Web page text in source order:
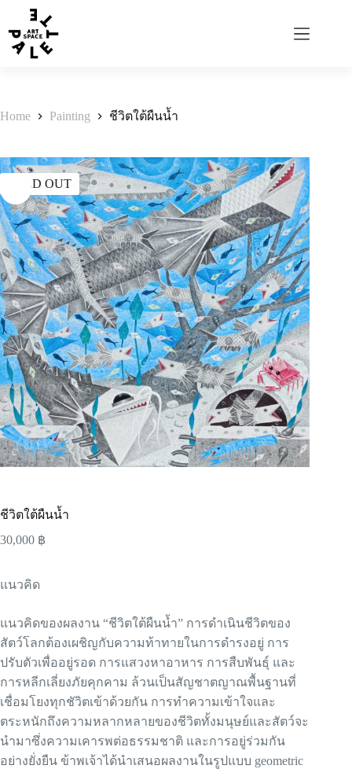
Home Painting ชีวิตใต้ผืนน้ำ
SOLD OUT
ชีวิตใต้ผืนน้ำ
30,000 ฿
แนวคิด
แนวคิดของผลงาน “ชีวิตใต้ผืนน้ำ” การดำเนินชีวิตของ
สัตว์โลกต้องเผชิญกับความท้าทายในการดำรงอยู่ การ
ปรับตัวเพื่ออยู่รอด การแสวงหาอาหาร การสืบพันธุ์ และ
การหลีกเลี่ยงภัยคุกคาม ล้วนเป็นสัญชาตญาณพื้นฐานที่
เชื่อมโยงทุกชัวิตเข้าด้วยกัน การทำความเข้าใจและ
ตระหนักถึงความหลากหลายของชีวิตทั้งมนุษย์และสัตว์จะ
นำมาซึ่งความเคารพต่อธรรมชาติ และการอยู่ร่วมกัน
อย่างยั่งยืน ข้าพเจ้าได้นำเสนอผลงานในรูปแบบ geometric